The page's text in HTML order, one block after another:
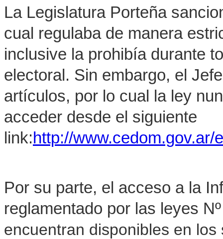
La Legislatura Porteña
cual regulaba de manera
inclusive la prohibía durante
electoral. Sin embargo, el
artículos, por lo cual la ley
acceder desde el siguiente
link:http://
Por su parte, el acceso a la
reglamentado por las leyes
encuentran disponibles en los